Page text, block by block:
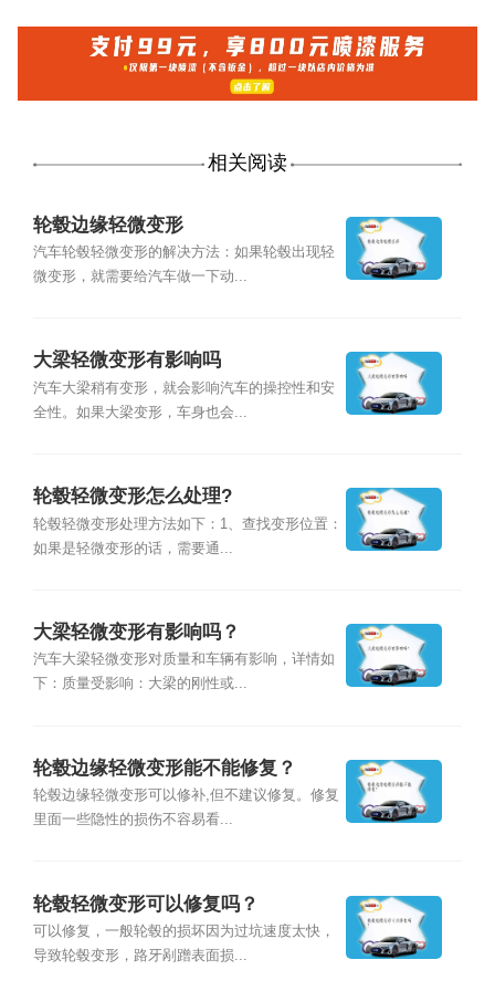
相关阅读
轮毂边缘轻微变形
汽车轮毂轻微变形的解决方法：如果轮毂出现轻
微变形，就需要给汽车做一下动...
大梁轻微变形有影响吗
汽车大梁稍有变形，就会影响汽车的操控性和安
全性。如果大梁变形，车身也会...
轮毂轻微变形怎么处理?
轮毂轻微变形处理方法如下：1、查找变形位置：
如果是轻微变形的话，需要通...
大梁轻微变形有影响吗？
汽车大梁轻微变形对质量和车辆有影响，详情如
下：质量受影响：大梁的刚性或...
轮毂边缘轻微变形能不能修复？
轮毂边缘轻微变形可以修补,但不建议修复。修复
里面一些隐性的损伤不容易看...
轮毂轻微变形可以修复吗？
可以修复，一般轮毂的损坏因为过坑速度太快，
导致轮毂变形，路牙剐蹭表面损...